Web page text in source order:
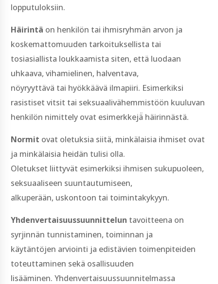
lopputuloksiin.
Häirintä on henkilön tai ihmisryhmän arvon ja
koskemattomuuden tarkoituksellista tai
tosiasiallista loukkaamista siten, että luodaan
uhkaava, vihamielinen, halventava,
nöyryyttävä tai hyökkäävä ilmapiiri. Esimerkiksi
rasistiset vitsit tai seksuaalivähemmistöön kuuluvan
henkilön nimittely ovat esimerkkejä̈ häirinnästä.
Normit ovat oletuksia siitä, minkälaisia ihmiset ovat
ja minkälaisia heidän tulisi olla.
Oletukset liittyvät esimerkiksi ihmisen sukupuoleen,
seksuaaliseen suuntautumiseen,
alkuperään, uskontoon tai toimintakykyyn.
Yhdenvertaisuussuunnittelun tavoitteena on
syrjinnän tunnistaminen, toiminnan ja
käytäntöjen arviointi ja edistävien toimenpiteiden
toteuttaminen sekä osallisuuden
lisääminen. Yhdenvertaisuussuunnitelmassa